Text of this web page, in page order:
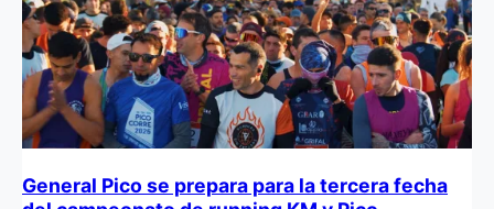
General Pico se prepara para la tercera fecha